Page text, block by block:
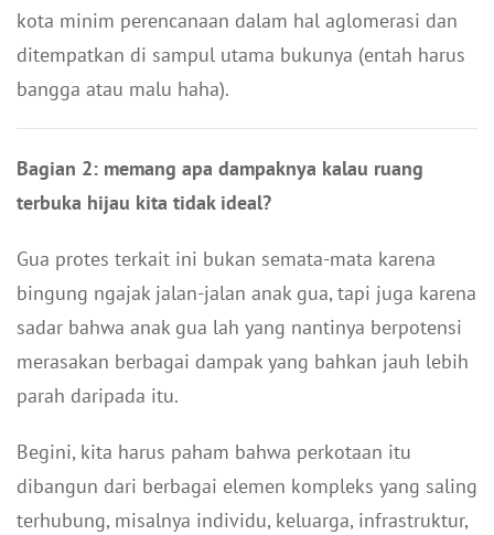
kota minim perencanaan dalam hal aglomerasi dan
ditempatkan di sampul utama bukunya (entah harus
bangga atau malu haha).
Bagian 2: memang apa dampaknya kalau ruang
terbuka hijau kita tidak ideal?
Gua protes terkait ini bukan semata-mata karena
bingung ngajak jalan-jalan anak gua, tapi juga karena
sadar bahwa anak gua lah yang nantinya berpotensi
merasakan berbagai dampak yang bahkan jauh lebih
parah daripada itu.
Begini, kita harus paham bahwa perkotaan itu
dibangun dari berbagai elemen kompleks yang saling
terhubung, misalnya individu, keluarga, infrastruktur,